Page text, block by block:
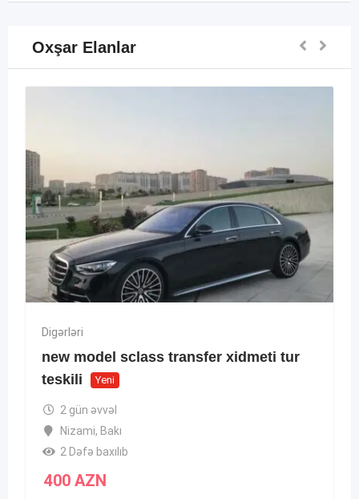
Oxşar Elanlar
Digərləri
new model sclass transfer xidmeti tur
teskili
Yeni
2 gün əvvəl
Nizami, Bakı
2 Dəfə baxılıb
400 AZN